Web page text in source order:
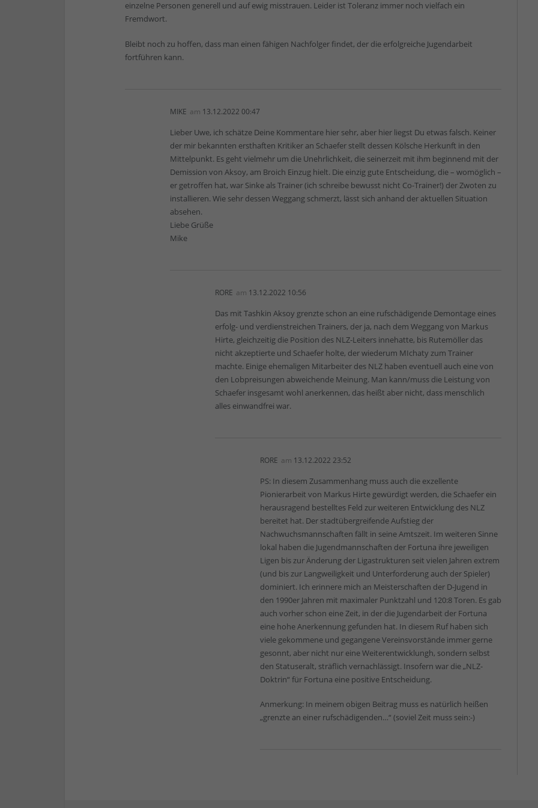
einzelne Personen generell und auf ewig misstrauen. Leider ist Toleranz immer noch vielfach ein
Fremdwort.
Bleibt noch zu hoffen, dass man einen fähigen Nachfolger findet, der die erfolgreiche Jugendarbeit
fortführen kann.
MIKE am 13.12.2022 00:47
Lieber Uwe, ich schätze Deine Kommentare hier sehr, aber hier liegst Du etwas falsch. Keiner
der mir bekannten ersthaften Kritiker an Schaefer stellt dessen Kölsche Herkunft in den
Mittelpunkt. Es geht vielmehr um die Unehrlichkeit, die seinerzeit mit ihm beginnend mit der
Demission von Aksoy, am Broich Einzug hielt. Die einzig gute Entscheidung, die – womöglich –
er getroffen hat, war Sinke als Trainer (ich schreibe bewusst nicht Co-Trainer!) der Zwoten zu
installieren. Wie sehr dessen Weggang schmerzt, lässt sich anhand der aktuellen Situation
absehen.
Liebe Grüße
Mike
RORE am 13.12.2022 10:56
Das mit Tashkin Aksoy grenzte schon an eine rufschädigende Demontage eines
erfolg- und verdienstreichen Trainers, der ja, nach dem Weggang von Markus
Hirte, gleichzeitig die Position des NLZ-Leiters innehatte, bis Rutemöller das
nicht akzeptierte und Schaefer holte, der wiederum MIchaty zum Trainer
machte. Einige ehemaligen Mitarbeiter des NLZ haben eventuell auch eine von
den Lobpreisungen abweichende Meinung. Man kann/muss die Leistung von
Schaefer insgesamt wohl anerkennen, das heißt aber nicht, dass menschlich
alles einwandfrei war.
RORE am 13.12.2022 23:52
PS: In diesem Zusammenhang muss auch die exzellente
Pionierarbeit von Markus Hirte gewürdigt werden, die Schaefer ein
herausragend bestelltes Feld zur weiteren Entwicklung des NLZ
bereitet hat. Der stadtübergreifende Aufstieg der
Nachwuchsmannschaften fällt in seine Amtszeit. Im weiteren Sinne
lokal haben die Jugendmannschaften der Fortuna ihre jeweiligen
Ligen bis zur Änderung der Ligastrukturen seit vielen Jahren extrem
(und bis zur Langweiligkeit und Unterforderung auch der Spieler)
dominiert. Ich erinnere mich an Meisterschaften der D-Jugend in
den 1990er Jahren mit maximaler Punktzahl und 120:8 Toren. Es gab
auch vorher schon eine Zeit, in der die Jugendarbeit der Fortuna
eine hohe Anerkennung gefunden hat. In diesem Ruf haben sich
viele gekommene und gegangene Vereinsvorstände immer gerne
gesonnt, aber nicht nur eine Weiterentwicklungh, sondern selbst
den Statuseralt, sträflich vernachlässigt. Insofern war die „NLZ-
Doktrin“ für Fortuna eine positive Entscheidung.
Anmerkung: In meinem obigen Beitrag muss es natürlich heißen
„grenzte an einer rufschädigenden…“ (soviel Zeit muss sein:-)